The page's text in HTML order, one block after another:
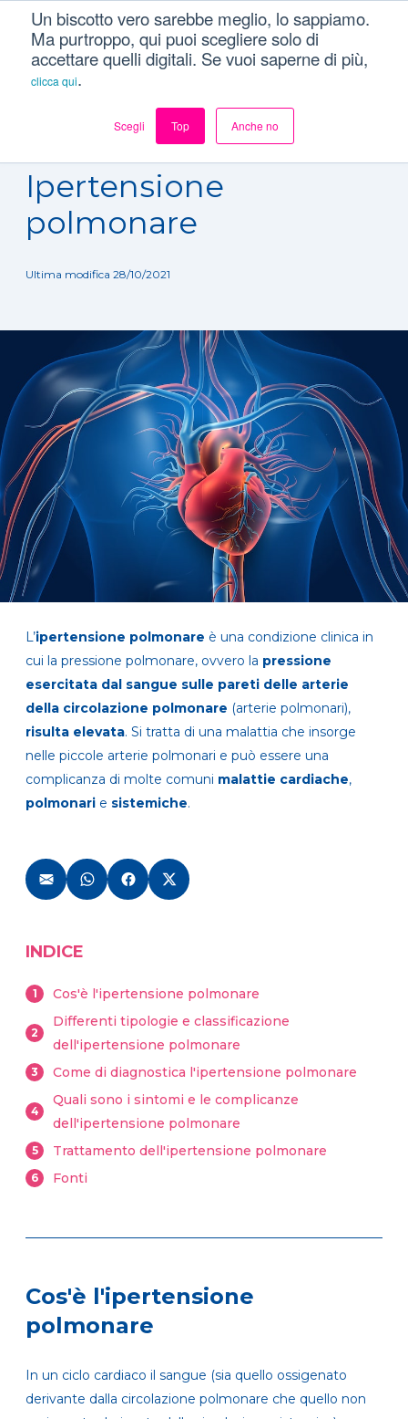
Un biscotto vero sarebbe meglio, lo sappiamo.
Ma purtroppo, qui puoi scegliere solo di
accettare quelli digitali. Se vuoi saperne di più,
clicca qui.
Scegli Top Anche no
Patologie/ Ipertensione polmonare
Ipertensione
polmonare
Ultima modifica 28/10/2021
L’ipertensione polmonare è una condizione clinica in
cui la pressione polmonare, ovvero la pressione
esercitata dal sangue sulle pareti delle arterie
della circolazione polmonare (arterie polmonari),
risulta elevata. Si tratta di una malattia che insorge
nelle piccole arterie polmonari e può essere una
complicanza di molte comuni malattie cardiache,
polmonari e sistemiche.
INDICE
1 Cos'è l'ipertensione polmonare
2
Differenti tipologie e classificazione
dell'ipertensione polmonare
3 Come di diagnostica l'ipertensione polmonare
4
Quali sono i sintomi e le complicanze
dell'ipertensione polmonare
5 Trattamento dell'ipertensione polmonare
6 Fonti
Cos'è l'ipertensione
polmonare
In un ciclo cardiaco il sangue (sia quello ossigenato
derivante dalla circolazione polmonare che quello non